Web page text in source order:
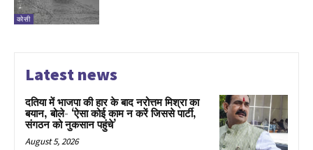
कोसी
Latest news
दतिया में भाजपा की हार के बाद नरोत्तम मिश्रा का
बयान, बोले- ‘ऐसा कोई काम न करें जिससे पार्टी,
संगठन को नुकसान पहुंचे’
August 5, 2026